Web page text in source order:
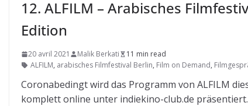
12. ALFILM – Arabisches
Edition
20 avril 2021 Malik Berkati
11 min read
ALFILM, arabisches Filmfestival Berlin, Film on Demand,
Coronabedingt wird das Programm von ALFILM
komplett online unter indiekino-club.de